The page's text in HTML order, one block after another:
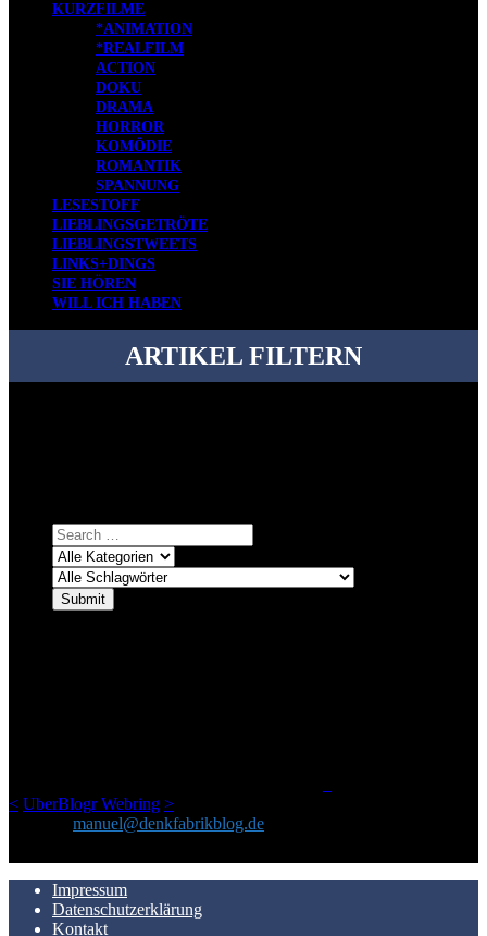
KURZFILME
*ANIMATION
*REALFILM
ACTION
DOKU
DRAMA
HORROR
KOMÖDIE
ROMANTIK
SPANNUNG
LESESTOFF
LIEBLINGSGETRÖTE
LIEBLINGSTWEETS
LINKS+DINGS
SIE HÖREN
WILL ICH HABEN
ARTIKEL FILTERN
< UberBlogr Webring >
manuel@denkfabrikblog.de
Impressum
Datenschutzerklärung
Kontakt